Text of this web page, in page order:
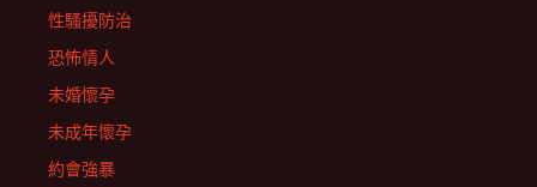
性騷擾防治
恐怖情人
未婚懷孕
未成年懷孕
約會強暴